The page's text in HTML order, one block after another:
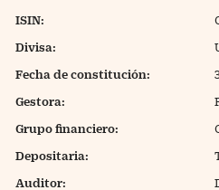
ISIN:
Divisa:
Fecha de constitución:
Gestora:
Grupo financiero:
Depositaria:
Auditor: